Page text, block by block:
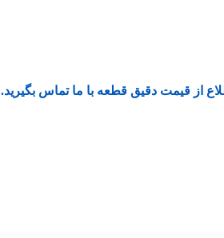
از قیمت دقیق قطعه با ما تماس بگیرید.